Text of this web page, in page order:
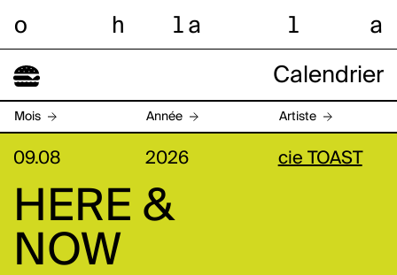
o h l a l a
Calendrier
Mois Année Artiste
09.08 2026 cie TOAST
HERE &
NOW